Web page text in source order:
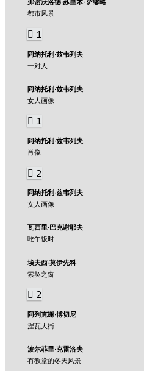
弗谢沃洛德·苏里木-萨缪略
都市风景
1
阿纳托利·兹韦列夫
一对人
阿纳托利·兹韦列夫
女人画像
1
阿纳托利·兹韦列夫
肖像
2
阿纳托利·兹韦列夫
女人画像
瓦西里·巴克谢耶夫
吃午饭时
埃夫西·莫伊先科
索契之窗
2
阿列克谢·博切尼
涅瓦大街
波尔菲里·克雷洛夫
有教堂的冬天风景